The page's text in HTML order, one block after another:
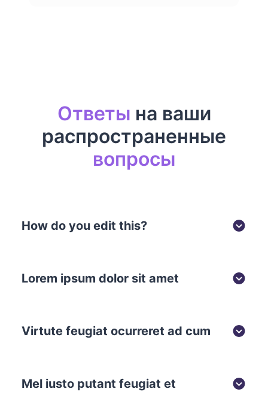
Ответы на ваши
распространенные
вопросы
How do you edit this?
Lorem ipsum dolor sit amet
Virtute feugiat ocurreret ad cum
Mel iusto putant feugiat et